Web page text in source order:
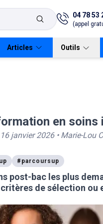
04 78 53
(appel
Mastères spécialisés
Universités
IAE
IUT
Missions locales
Articles Outils
Guide Parcoursup
Guide Alternance
en
16 janvier 2026• Marie-Lou
# parcoursup
post-bac les plus
de sélection ou